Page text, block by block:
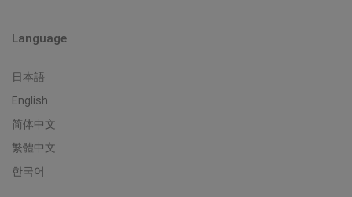
Language
日本語
English
简体中文
繁體中文
한국어